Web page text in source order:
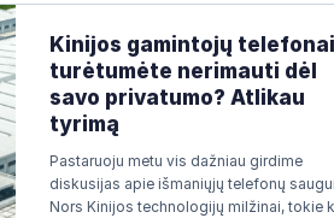
Kinijos gamintojų
turėtumėte nerimauti dėl
savo privatumo? Atlikau
tyrimą
Pastaruoju metu vis dažniau girdime
diskusijas apie išmaniųjų telefonų
Nors Kinijos technologijų milžinai, tokie